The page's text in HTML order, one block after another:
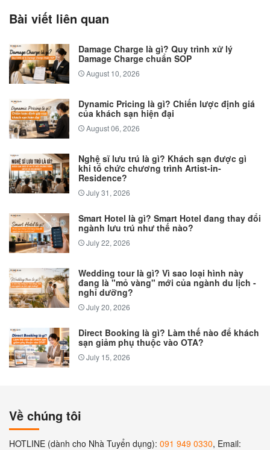
Bài viết liên quan
Damage Charge là gì? Quy trình xử lý
Damage Charge chuẩn SOP
August 10, 2026
Dynamic Pricing là gì? Chiến lược định giá
của khách sạn hiện đại
August 06, 2026
Nghệ sĩ lưu trú là gì? Khách sạn được gì
khi tổ chức chương trình Artist-in-
Residence?
July 31, 2026
Smart Hotel là gì? Smart Hotel đang thay đổi
ngành lưu trú như thế nào?
July 22, 2026
Wedding tour là gì? Vì sao loại hình này
đang là "mỏ vàng" mới của ngành du lịch -
nghỉ dưỡng?
July 20, 2026
Direct Booking là gì? Làm thế nào để khách
sạn giảm phụ thuộc vào OTA?
July 15, 2026
Về chúng tôi
HOTLINE (dành cho Nhà Tuyển dụng): 091 949 0330, Email: